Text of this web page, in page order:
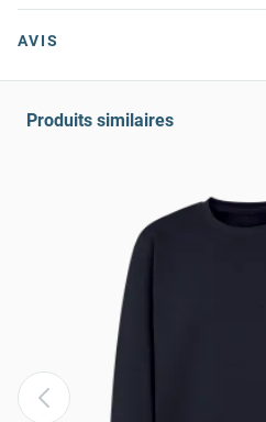
AVIS
Produits similaires